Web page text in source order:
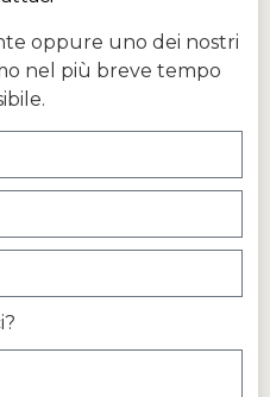
oppure uno dei nostri
nel più breve tempo